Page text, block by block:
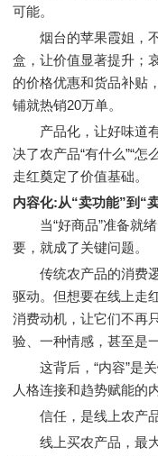
可能。
烟台的苹果霞姐，不
盒，让价值显著提升；
的价格优惠和货品补贴
铺就热销20万单。
产品化，让好味道有
决了农产品“有什么”“怎
走红奠定了价值基础。
内容化:从“卖功能”到“
当“好商品”准备就绪
要，就成了关键问题。
传统农产品的消费逻
驱动。但想要在线上走
消费动机，让它们不再
验、一种情感，甚至是
这背后，“内容”是关
人格连接和趋势赋能的
信任，是线上农产品
线上买农产品，最大